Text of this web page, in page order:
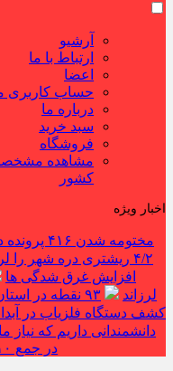
آرشیو
ارتباط با ما
اعضا
حساب کاربری
درباره ما
سبد خرید
فروشگاه
مشاهده
کشور
اخبار ویژه
مختومه شدن ۴۱۶ پرونده در هیئت‌های صلح ایلام
۴/۲ ریشتری دره شهر را لرزاند
افزایش غرق شدگی ها
لرزاند
۹۳ نقطه در استان ایلام مورد تهاجم قرار گرفته است
کشف دستگاه فلزیاب در
دانشمندانی داریم که نیاز
در جمع ۱۰ کشور برتر فناوری هسته‌ای قرار دارد